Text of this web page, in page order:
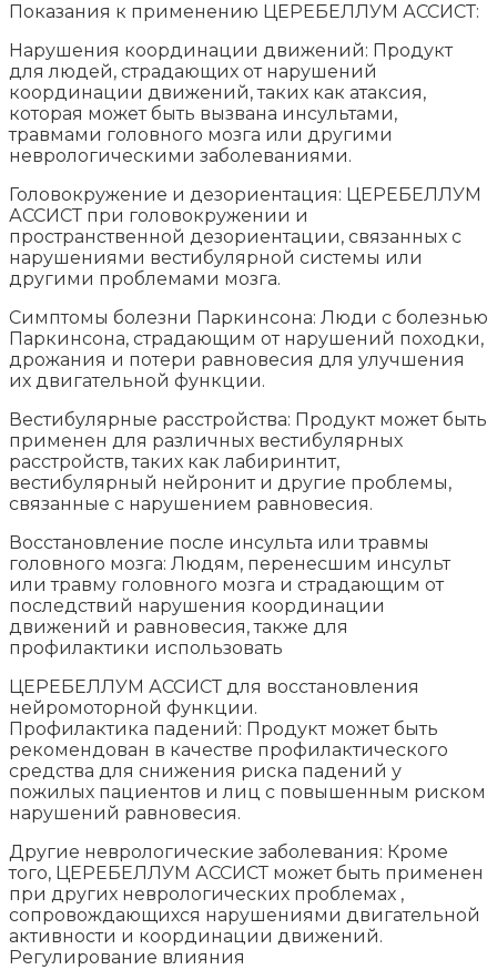
Показания к применению ЦЕРЕБЕЛЛУМ АССИСТ:
Нарушения координации движений: Продукт
для людей, страдающих от нарушений
координации движений, таких как атаксия,
которая может быть вызвана инсультами,
травмами головного мозга или другими
неврологическими заболеваниями.
Головокружение и дезориентация: ЦЕРЕБЕЛЛУМ
АССИСТ при головокружении и
пространственной дезориентации, связанных с
нарушениями вестибулярной системы или
другими проблемами мозга.
Симптомы болезни Паркинсона: Люди с болезнью
Паркинсона, страдающим от нарушений походки,
дрожания и потери равновесия для улучшения
их двигательной функции.
Вестибулярные расстройства: Продукт может быть
применен для различных вестибулярных
расстройств, таких как лабиринтит,
вестибулярный нейронит и другие проблемы,
связанные с нарушением равновесия.
Восстановление после инсульта или травмы
головного мозга: Людям, перенесшим инсульт
или травму головного мозга и страдающим от
последствий нарушения координации
движений и равновесия, также для
профилактики использовать
ЦЕРЕБЕЛЛУМ АССИСТ для восстановления
нейромоторной функции.
Профилактика падений: Продукт может быть
рекомендован в качестве профилактического
средства для снижения риска падений у
пожилых пациентов и лиц с повышенным риском
нарушений равновесия.
Другие неврологические заболевания: Кроме
того, ЦЕРЕБЕЛЛУМ АССИСТ может быть применен
при других неврологических проблемах ,
сопровождающихся нарушениями двигательной
активности и координации движений.
Регулирование влияния